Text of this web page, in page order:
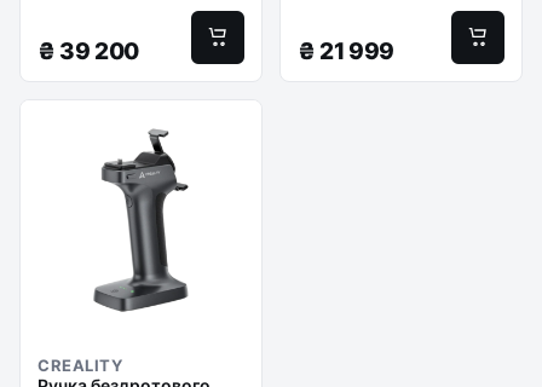
₴ 39 200 ₴ 21 999
CREALITY